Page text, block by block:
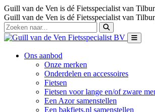
Guill van de Ven is dé Fietsspecialist van
Guill van de Ven is dé Fietsspecialist van
Ons aanbod
Onze merken
Onderdelen en accessoires
Fietsen
Fietsen voor lange en/of zware
Een Azor samenstellen
Een bakfiets.nl samenstellen